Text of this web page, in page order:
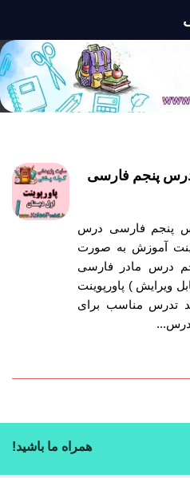
پنجم فارسی
پنجم فارسی درس
آموزش به صورت
درس مادر فارسی
ویرایش ) پاورپوینت
تدرس مناسب برای
درس...
همراه ما باشید!